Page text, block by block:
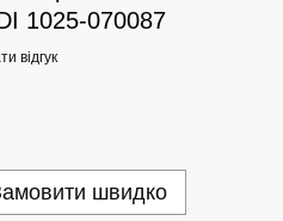
1025-070087
відгук
швидко